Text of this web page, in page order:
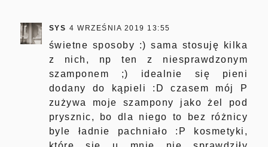
SYS 4 WRZEŚNIA 2019 13:55
świetne sposoby :) sama stosuję kilka
z nich, np ten z niesprawdzonym
szamponem ;) idealnie się pieni
dodany do kąpieli :D czasem mój P
zużywa moje szampony jako żel pod
prysznic, bo dla niego to bez różnicy
byle ładnie pachniało :P kosmetyki,